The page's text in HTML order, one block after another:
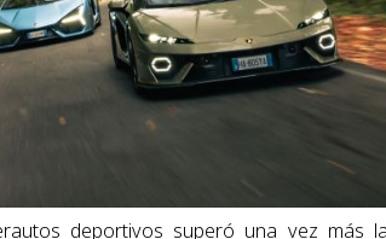
deportivos superó una vez más